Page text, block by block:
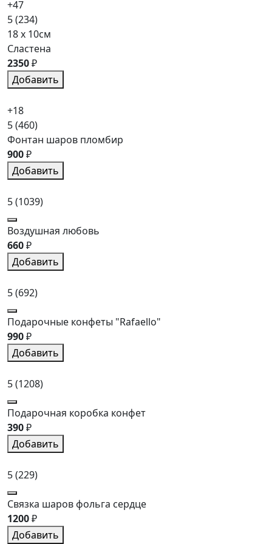
+47
5(234)
18 x 10см
Сластена
2350₽
Добавить
+18
5(460)
Фонтан шаров пломбир
900₽
Добавить
5(1039)
Воздушная любовь
660₽
Добавить
5(692)
Подарочные конфеты "Rafaello"
990₽
Добавить
5(1208)
Подарочная коробка конфет
390₽
Добавить
5(229)
Связка шаров фольга сердце
1200₽
Добавить